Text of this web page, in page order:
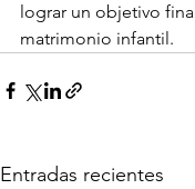
lograr un objetivo
matrimonio infantil.
Entradas recientes